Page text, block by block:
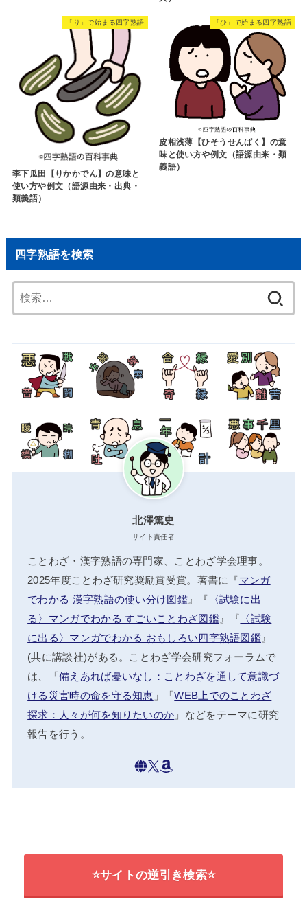
「り」で始まる四字熟語
李下瓜田【りかかでん】の意味と
使い方や例文（語源由来・出典・
類義語）
「ひ」で始まる四字熟語
皮相浅薄【ひそうせんぱく】の意
味と使い方や例文（語源由来・類
義語）
四字熟語を検索
索:
北澤篤史
サイト責任者
ことわざ・漢字熟語の専門家、ことわざ学会理事。
2025年度ことわざ研究奨励賞受賞。著書に『マンガ
でわかる 漢字熟語の使い分け図鑑』『 〈試験に出
る〉マンガでわかる すごいことわざ図鑑』『 〈試験
に出る〉マンガでわかる おもしろい四字熟語図鑑 』
(共に講談社)がある。ことわざ学会研究フォーラムで
は、「備えあれば憂いなし：ことわざを通して意識づ
ける災害時の命を守る知恵 」「WEB上でのことわざ
探求：人々が何を知りたいのか 」などをテーマに研究
報告を行う。
⭐サイトの逆引き検索⭐